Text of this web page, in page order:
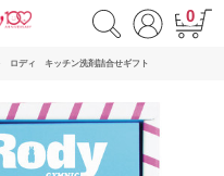
0
ロディ キッチン洗剤詰合せギフト